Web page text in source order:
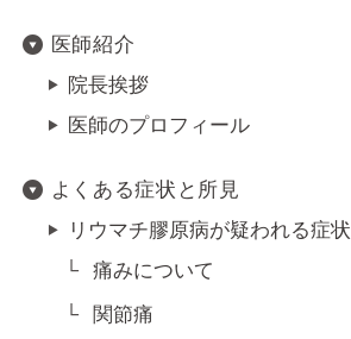
医師紹介
院長挨拶
医師のプロフィール
よくある症状と所見
リウマチ膠原病が疑われる症状
痛みについて
関節痛